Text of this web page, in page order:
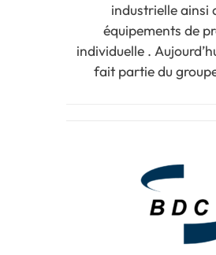
industrielle ainsi
équipements de
individuelle .
fait partie du